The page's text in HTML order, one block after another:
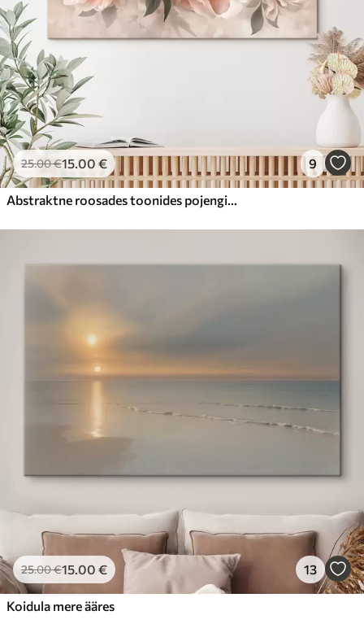
25.00€15.00 € 9
Abstraktne roosades toonides pojengide kimp
25.00€15.00 € 13
Koidula mere ääres